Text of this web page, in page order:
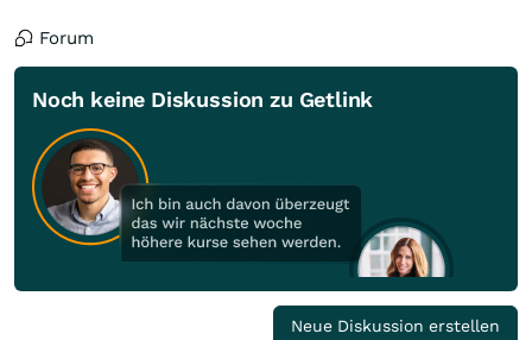
Forum
Noch keine Diskussion zu Getlink
Neue Diskussion erstellen